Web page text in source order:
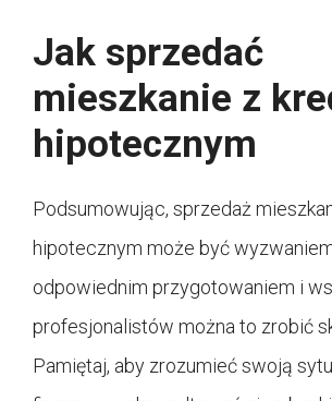
Jak sprzedać
mieszkanie z
hipotecznym
Podsumowując, sprzedaż
hipotecznym może być
odpowiednim przygotowaniem i
profesjonalistów można to zrobić
Pamiętaj, aby zrozumieć swoją